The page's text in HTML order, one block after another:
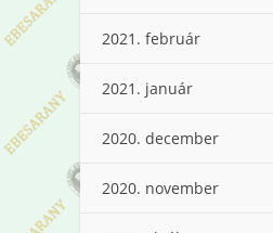
2021. február
2021. január
2020. december
2020. november